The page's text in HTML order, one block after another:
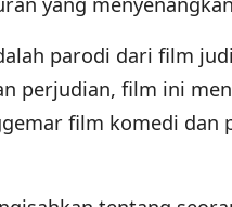
parodi dari film
perjudian, film ini
film komedi